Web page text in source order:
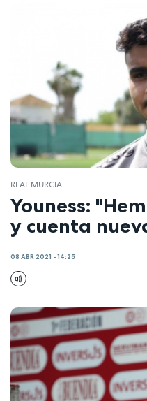
REAL MURCIA
Youness:
y cuenta
08 ABR 2021 - 14:25